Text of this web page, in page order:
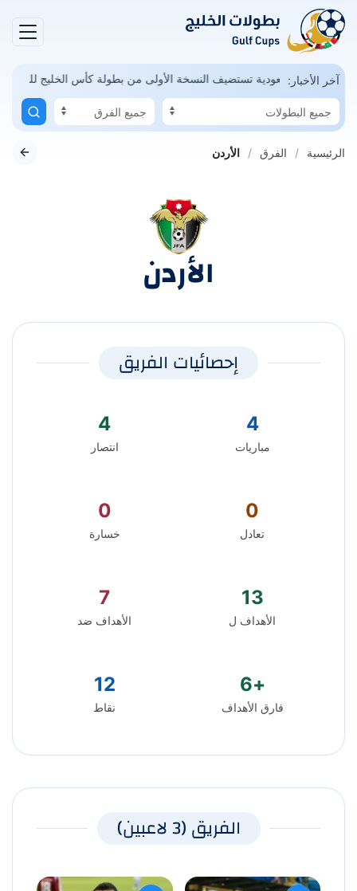
آخر الأخبار:
ممكن السعودية تستضيف النسخة الأولى من بطولة كأس الخليج
الرئيسية الفرق الأردن
الأردن
إحصائيات الفريق
4
مباريات
4
انتصار
0
تعادل
0
خسارة
13
الأهداف ل
7
الأهداف ضد
+6
فارق الأهداف
12
نقاط
الفريق (3 لاعبين)